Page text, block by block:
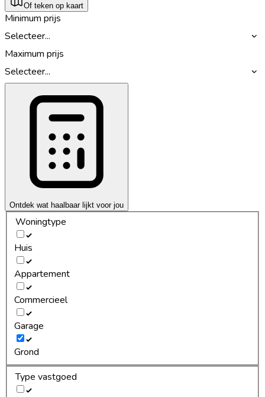
Of teken op kaart
Minimum prijs
Selecteer...
Maximum prijs
Selecteer...
Ontdek wat haalbaar lijkt voor jou
Woningtype
Huis
Appartement
Commercieel
Garage
Grond
Type vastgoed